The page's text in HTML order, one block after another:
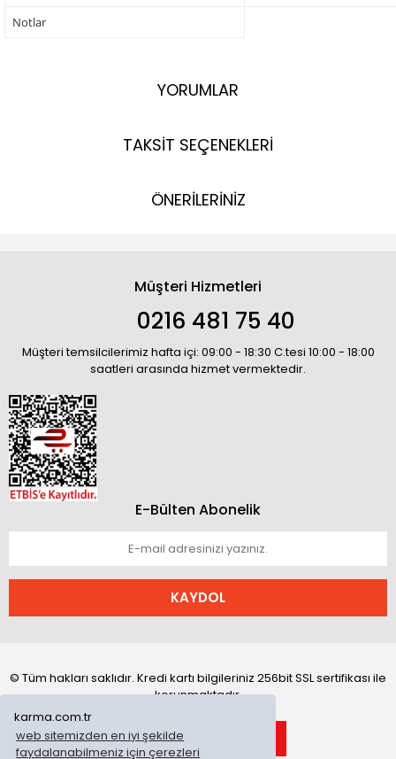
karma.com.tr
web sitemizden en iyi şekilde
faydalanabilmeniz için çerezleri
Notlar
YORUMLAR
TAKSİT SEÇENEKLERİ
ÖNERİLERİNİZ
Müşteri Hizmetleri
0216 481 75 40
Müşteri temsilcilerimiz hafta içi: 09:00 - 18:30 C.tesi 10:00 - 18:00
saatleri arasında hizmet vermektedir.
E-Bülten Abonelik
KAYDOL
© Tüm hakları saklıdır. Kredi kartı bilgileriniz 256bit SSL sertifikası ile
korunmaktadır.